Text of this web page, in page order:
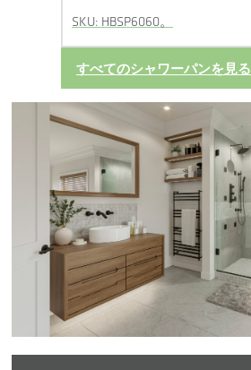
SKU: HBSP6060。
すべてのシャワーパンを見る